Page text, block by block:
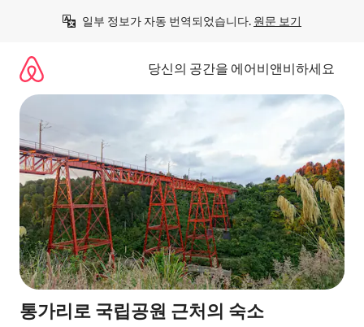
일부 정보가 자동 번역되었습니다. 원문 보기
당신의 공간을 에어비앤비하세요
통가리로 국립공원 근처의 숙소